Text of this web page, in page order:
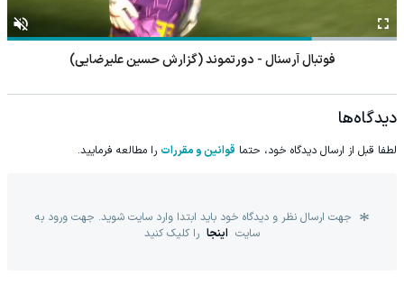
فوتبال آرسنال - دورتموند (گزارش حسین علیرضایی)
دیدگاه‌ها
لطفا قبل از ارسال دیدگاه خود، حتما قوانین و مقررات را مطالعه فرمایید.
جهت ارسال نظر و دیدگاه خود باید ابتدا وارد سایت شوید. جهت ورود به
سایت اینجا را کلیک کنید